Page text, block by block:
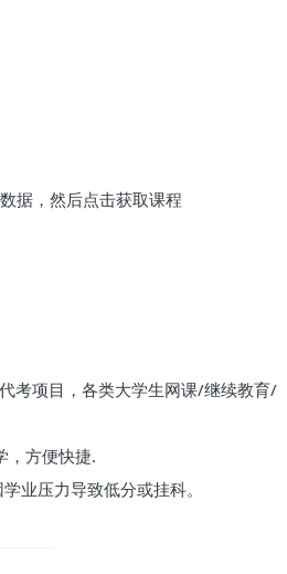
据，然后点击获取课程
考项目，各类大学生网课/继续教育/
，方便快捷.
业压力导致低分或挂科。